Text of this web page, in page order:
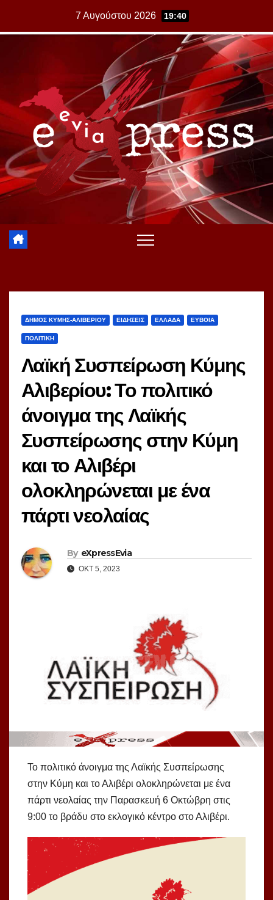
7 Αυγούστου 2026 19:40
ΔΗΜΟΣ ΚΥΜΗΣ-ΑΛΙΒΕΡΙΟΥ ΕΙΔΗΣΕΙΣ ΕΛΛΑΔΑ ΕΥΒΟΙΑ
ΠΟΛΙΤΙΚΗ
Λαϊκή Συσπείρωση Κύμης
Αλιβερίου: Το πολιτικό
άνοιγμα της Λαϊκής
Συσπείρωσης στην Κύμη
και το Αλιβέρι
ολοκληρώνεται με ένα
πάρτι νεολαίας
By eXpressEvia
ΟΚΤ 5, 2023
Το πολιτικό άνοιγμα της Λαϊκής Συσπείρωσης
στην Κύμη και το Αλιβέρι ολοκληρώνεται με ένα
πάρτι νεολαίας την Παρασκευή 6 Οκτώβρη στις
9:00 το βράδυ στο εκλογικό κέντρο στο Αλιβέρι.